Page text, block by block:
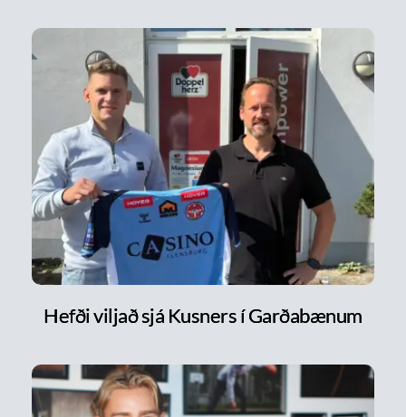
Hefði viljað sjá Kusners í Garðabænum